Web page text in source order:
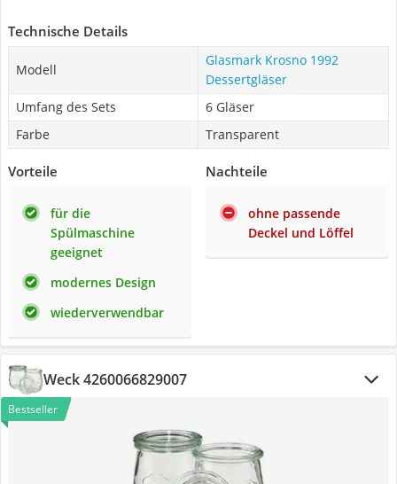
Technische Details
Modell
Glasmark Krosno 1992
Dessertgläser
Umfang des Sets
6 Gläser
Farbe
Transparent
Vorteile
für die
Spülmaschine
geeignet
modernes Design
wiederverwendbar
Nachteile
ohne passende
Deckel und Löffel
Weck 4260066829007
Bestseller